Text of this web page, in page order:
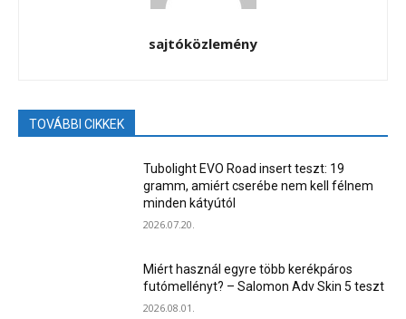
sajtóközlemény
TOVÁBBI CIKKEK
Tubolight EVO Road insert teszt: 19
gramm, amiért cserébe nem kell félnem
minden kátyútól
2026.07.20.
Miért használ egyre több kerékpáros
futómellényt? – Salomon Adv Skin 5 teszt
2026.08.01.